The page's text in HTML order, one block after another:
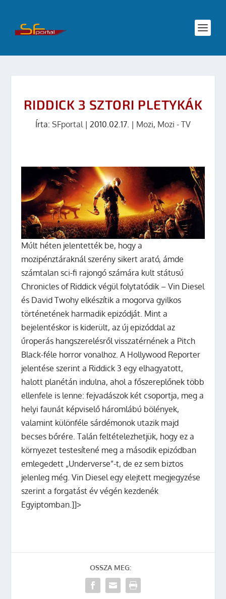
RIDDICK 3 SZTORI PLETYKÁK
Írta: SFportal| 2010.02.17. | Mozi, Mozi - TV
Múlt héten jelentették be, hogy a
mozipénztáraknál szerény sikert arató, ámde
számtalan sci-fi rajongó számára kult státusú
Chronicles of Riddick végül folytatódik – Vin Diesel
és David Twohy elkészítik a mogorva gyilkos
történetének harmadik epizódját. Mint a
bejelentéskor is kiderült, az új epizóddal az
űroperás hangszerelésről visszatérnének a Pitch
Black-féle horror vonalhoz.A Hollywood Reporter
jelentése szerint a Riddick 3 egy elhagyatott,
halott planétán indulna, ahol a főszereplőnek több
ellenfele is lenne: fejvadászok két csoportja, meg a
helyi faunát képviselő háromlábú bölények,
valamint különféle sárdémonok utazik majd
becses bőrére. Talán feltételezhetjük, hogy ez a
környezet testesítené meg a második epizódban
emlegedett „Underverse”-t, de ez sem biztos
jelenleg még. Vin Diesel egy elejtett megjegyzése
szerint a forgatást év végén kezdenék
Egyiptomban.]]>
OSSZA MEG: